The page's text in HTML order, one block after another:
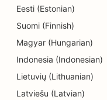
Eesti (Estonian)
Suomi (Finnish)
Magyar (Hungarian)
Indonesia (Indonesian)
Lietuvių (Lithuanian)
Latviešu (Latvian)